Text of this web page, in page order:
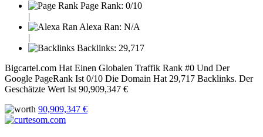
Page Rank: 0/10
|
Alexa Ran: N/A
|
Backlinks: 29,717
Bigcartel.com Hat Einen Globalen Traffik Rank #0 Und Der
Google PageRank Ist 0/10 Die Domain Hat 29,717 Backlinks. Der
Geschätzte Wert Ist 90,909,347 €
90,909,347 €